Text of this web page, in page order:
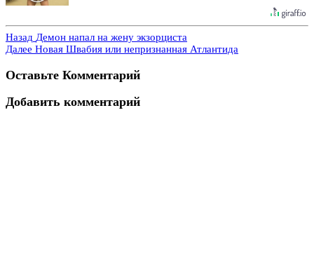
Назад Демон напал на жену экзорциста
Далее Новая Швабия или непризнанная Атлантида
Оставьте Комментарий
Добавить комментарий